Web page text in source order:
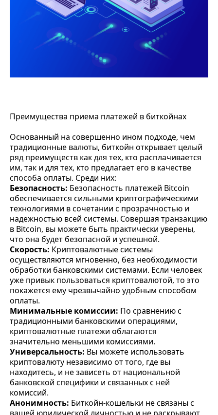
Преимущества приема платежей в биткойнах
Основанный на совершенно ином подходе, чем
традиционные валюты, биткойн открывает целый
ряд преимуществ как для тех, кто расплачивается
им, так и для тех, кто предлагает его в качестве
способа оплаты. Среди них:
Безопасность: Безопасность платежей Bitcoin
обеспечивается сильными криптографическими
технологиями в сочетании с прозрачностью и
надежностью всей системы. Совершая транзакцию
в Bitcoin, вы можете быть практически уверены,
что она будет безопасной и успешной.
Скорость: Криптовалютные системы
осуществляются мгновенно, без необходимости
обработки банковскими системами. Если человек
уже привык пользоваться криптовалютой, то это
покажется ему чрезвычайно удобным способом
оплаты.
Минимальные комиссии: По сравнению с
традиционными банковскими операциями,
криптовалютные платежи облагаются
значительно меньшими комиссиями.
Универсальность: Вы можете использовать
криптовалюту независимо от того, где вы
находитесь, и не зависеть от национальной
банковской специфики и связанных с ней
комиссий.
Анонимность: Биткойн-кошельки не связаны с